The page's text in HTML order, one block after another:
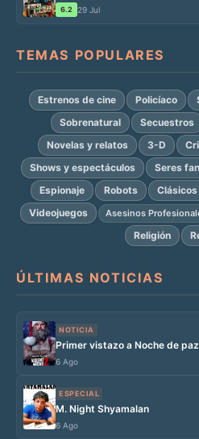
6.2 29 Jul
TEMAS POPULARES
Estrenos de cine Policíaco
Sobrenatural
Secuestros
Novelas y relatos
3-D
Shows y espectáculos
Seres
Espionaje
Robots
Videojuegos
Asesinos
Religión
ÚLTIMAS NOTICIAS
NOTICIA
Primer vistazo a Noche de
6 Ago
ESPECIAL
M. Night Shyamalan
6 Ago